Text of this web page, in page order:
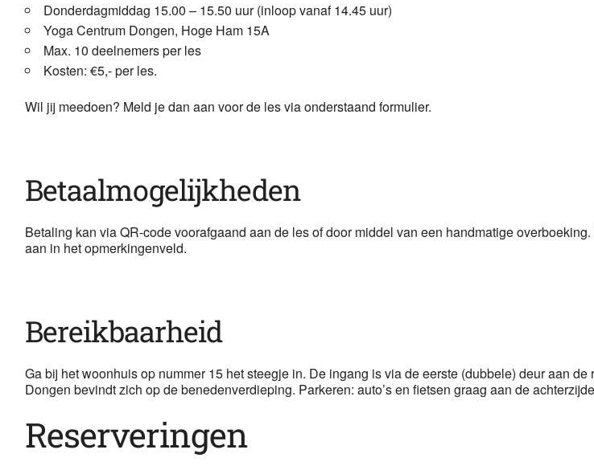
Donderdagmiddag 15.00 – 15.50 uur (inloop vanaf 14.45 uur)
Yoga Centrum Dongen, Hoge Ham 15A
Max. 10 deelnemers per les
Kosten: €5,- per les.
Wil jij meedoen? Meld je dan aan voor de les via onderstaand formulier.
Betaalmogelijkheden
Betaling kan via QR-code voorafgaand aan de les of door middel van een handmatige
aan in het opmerkingenveld.
Bereikbaarheid
Ga bij het woonhuis op nummer 15 het steegje in. De ingang is via de eerste (dubbele) deur aan
Dongen bevindt zich op de benedenverdieping. Parkeren: auto’s en fietsen graag aan de
Reserveringen